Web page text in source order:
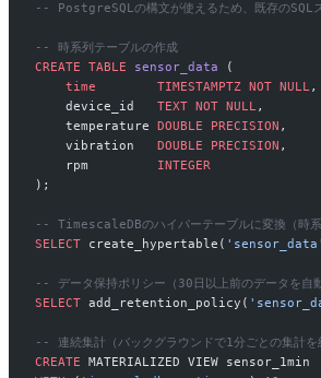
-- PostgreSQLの構文が使えるため、既存のSQL
-- 時系列テーブルの作成
CREATE TABLE sensor_data (
    time
        TIMESTAMPTZ
NOT NULL
,
    device_id
TEXT NOT NULL
,
    temperature
DOUBLE PRECISION ,
    vibration
DOUBLE PRECISION ,
    rpm
INTEGER
);
-- TimescaleDBのハイパーテーブルに変換（時系
SELECT create_hypertable( 'sensor_data'
-- データ保持ポリシー（30日以上前のデータを自動
SELECT add_retention_policy(
-- 連続集計（バックグラウンドで1分ごとの集計を
CREATE MATERIALIZED VIEW sensor_1min